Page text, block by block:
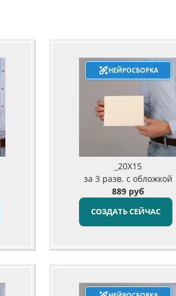
НЕЙРОСБОРКА
_20X15
за 3 разв. с обложкой
889 руб
СОЗДАТЬ СЕЙЧАС